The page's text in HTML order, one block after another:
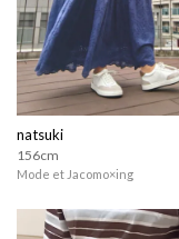
natsuki
156cm
Mode et Jacomo×ing